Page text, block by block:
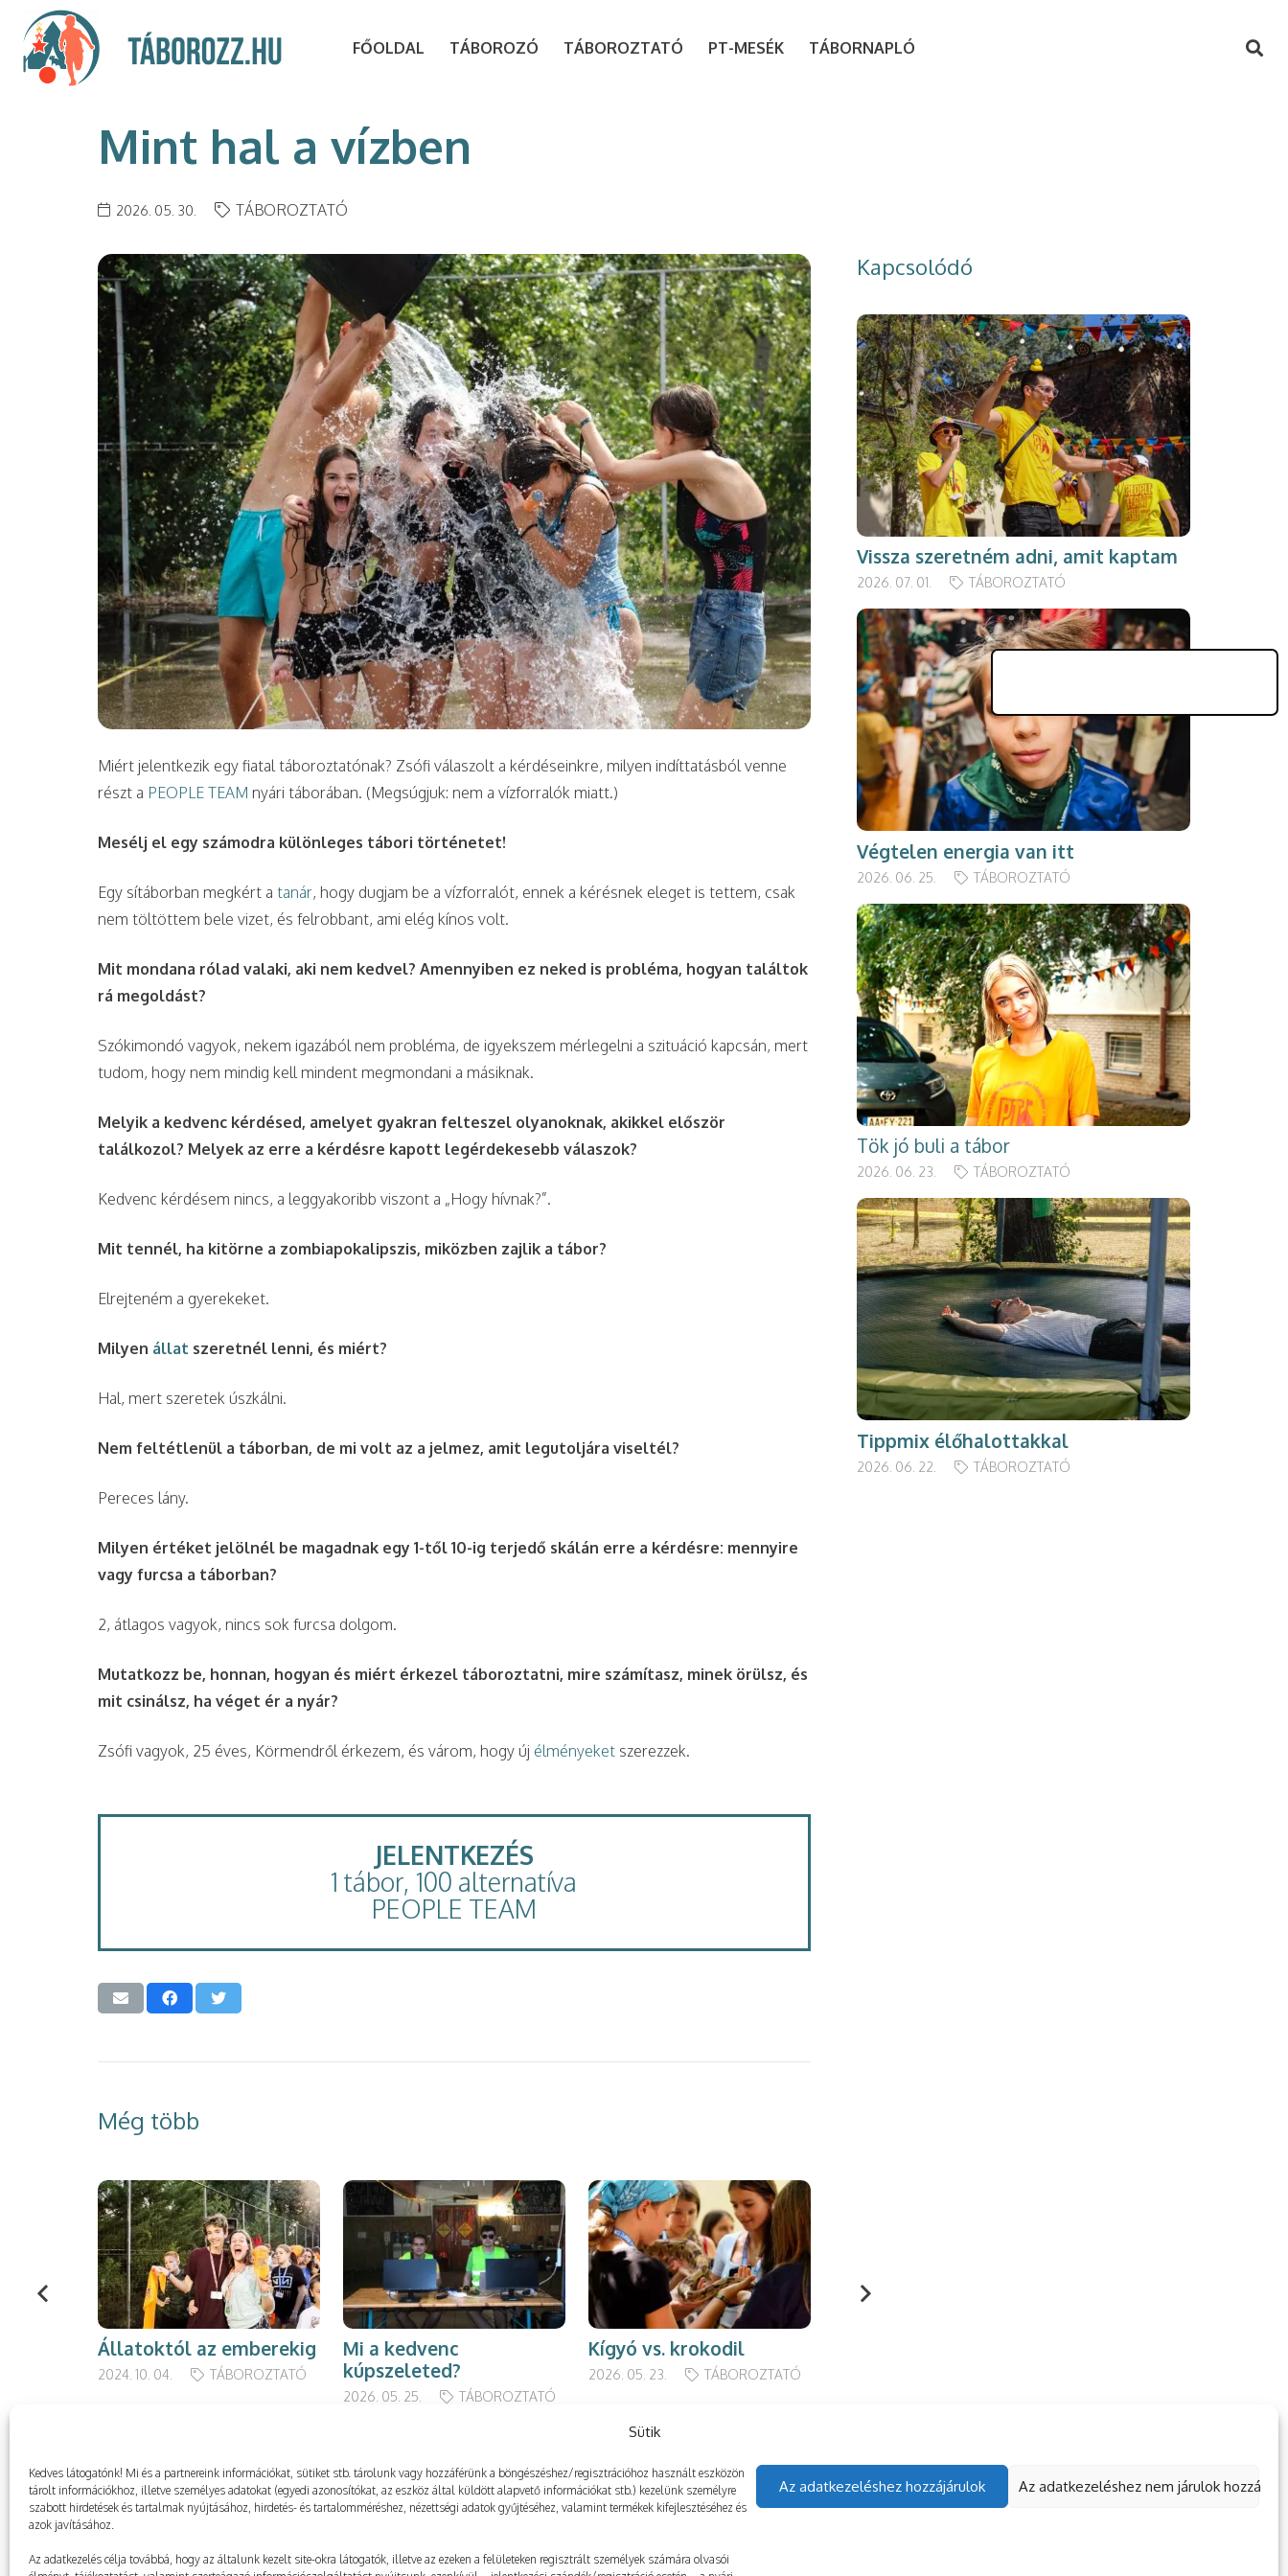
Sütik
Kedves látogatónk! Mi és a partnereink információkat, sütiket stb. tárolunk vagy hozzáférünk a böngészéshez/regisztrációhoz használt eszközön
tárolt információkhoz, illetve személyes adatokat (egyedi azonosítókat, az eszköz által küldött alapvető információkat stb.) kezelünk személyre
szabott hirdetések és tartalmak nyújtásához, hirdetés- és tartalomméréshez, nézettségi adatok gyűjtéséhez, valamint termékek kifejlesztéséhez és
azok javításához.
Az adatkezelés célja továbbá, hogy az általunk kezelt site-okra látogatók, illetve az ezeken a felületeken regisztrált személyek számára olvasói
Az adatkezeléshez hozzájárulok Az adatkezeléshez nem járulok hozzá
FŐOLDAL TÁBOROZÓ TÁBOROZTATÓ PT-MESÉK TÁBORNAPLÓ
Mint hal a vízben
2026. 05. 30. TÁBOROZTATÓ
Miért jelentkezik egy fiatal táboroztatónak? Zsófi válaszolt a kérdéseinkre, milyen indíttatásból venne
részt a PEOPLE TEAM nyári táborában. (Megsúgjuk: nem a vízforralók miatt.)
Mesélj el egy számodra különleges tábori történetet!
Egy sítáborban megkért a tanár, hogy dugjam be a vízforralót, ennek a kérésnek eleget is tettem, csak
nem töltöttem bele vizet, és felrobbant, ami elég kínos volt.
Mit mondana rólad valaki, aki nem kedvel? Amennyiben ez neked is probléma, hogyan találtok
rá megoldást?
Szókimondó vagyok, nekem igazából nem probléma, de igyekszem mérlegelni a szituáció kapcsán, mert
tudom, hogy nem mindig kell mindent megmondani a másiknak.
Melyik a kedvenc kérdésed, amelyet gyakran felteszel olyanoknak, akikkel először
találkozol? Melyek az erre a kérdésre kapott legérdekesebb válaszok?
Kedvenc kérdésem nincs, a leggyakoribb viszont a „Hogy hívnak?”.
Mit tennél, ha kitörne a zombiapokalipszis, miközben zajlik a tábor?
Elrejteném a gyerekeket.
Milyen állat szeretnél lenni, és miért?
Hal, mert szeretek úszkálni.
Nem feltétlenül a táborban, de mi volt az a jelmez, amit legutoljára viseltél?
Pereces lány.
Milyen értéket jelölnél be magadnak egy 1-től 10-ig terjedő skálán erre a kérdésre: mennyire
vagy furcsa a táborban?
2, átlagos vagyok, nincs sok furcsa dolgom.
Mutatkozz be, honnan, hogyan és miért érkezel táboroztatni, mire számítasz, minek örülsz, és
mit csinálsz, ha véget ér a nyár?
Zsófi vagyok, 25 éves, Körmendről érkezem, és várom, hogy új élményeket szerezzek.
JELENTKEZÉS
1 tábor, 100 alternatíva
PEOPLE TEAM
Kapcsolódó
Vissza szeretném adni, amit kaptam
2026. 07. 01. TÁBOROZTATÓ
Végtelen energia van itt
2026. 06. 25. TÁBOROZTATÓ
Tök jó buli a tábor
2026. 06. 23. TÁBOROZTATÓ
Tippmix élőhalottakkal
2026. 06. 22. TÁBOROZTATÓ
Még több
Állatoktól az emberekig
2024. 10. 04. TÁBOROZTATÓ
Mi a kedvenc
kúpszeleted?
2026. 05. 25. TÁBOROZTATÓ
Kígyó vs. krokodil
2026. 05. 23. TÁBOROZTATÓ